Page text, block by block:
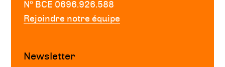
Nº BCE 0696.926.588
Rejoindre notre équipe
Newsletter